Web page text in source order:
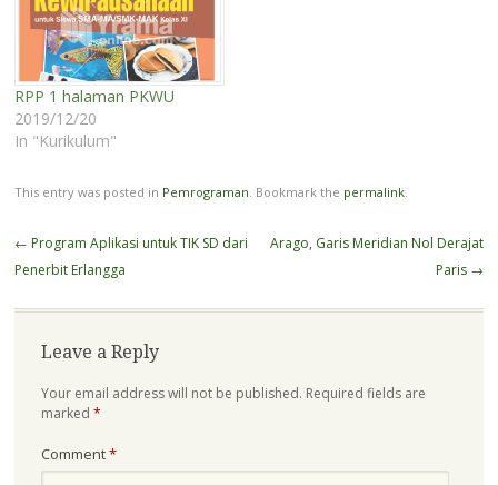
mancanegara di kelas XII.
Ini bukan baku ya,…
RPP 1 halaman PKWU
2019/12/20
In "Kurikulum"
This entry was posted in Pemrograman . Bookmark the permalink.
Post
navigation
← Program Aplikasi untuk TIK SD dari
Penerbit Erlangga
Arago, Garis Meridian Nol Derajat
Paris →
Leave a Reply
Your email address will not be published. Required fields are
marked *
Comment*